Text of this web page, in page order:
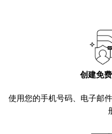
创建免
使用您的手机号码、电子邮